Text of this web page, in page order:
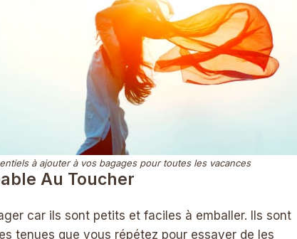
à ajouter à vos bagages pour toutes les vacances
Au Toucher
car ils sont petits et faciles à emballer. Ils sont
tenues que vous répétez pour essayer de les